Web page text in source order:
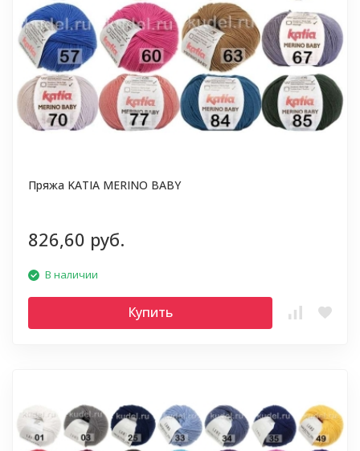
Пряжа KATIA MERINO BABY
826,60 руб.
В наличии
Купить